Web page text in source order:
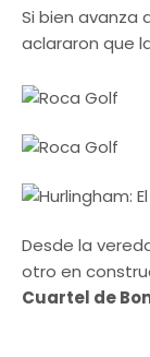
Si bien avanza
aclararon que
Desde la
otro en
Cuartel de